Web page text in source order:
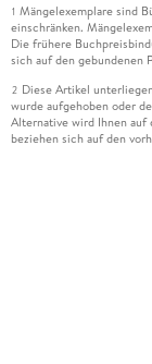
1 Mängelexemplare sind
einschränken.
Die frühere
sich auf den gebundenen
2 Diese Artikel
wurde aufgehoben oder
Alternative wird Ihnen auf
beziehen sich auf den